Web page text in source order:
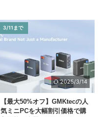
3/11まで
2025/3/14
【最大50%オフ】GMKtecの人
気ミニPCを大幅割引価格で購